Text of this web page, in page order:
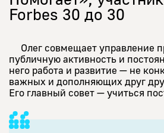
Forbes 30 до 30
Олег совмещает управление
публичную активность и
него работа и развитие — не
важных и дополняющих друг
Его главный совет — учиться